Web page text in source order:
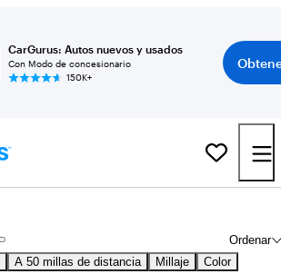
CarGurus: Autos nuevos y usados
Con Modo de concesionario
150K+
Ordenar
A 50 millas de distancia Millaje Color